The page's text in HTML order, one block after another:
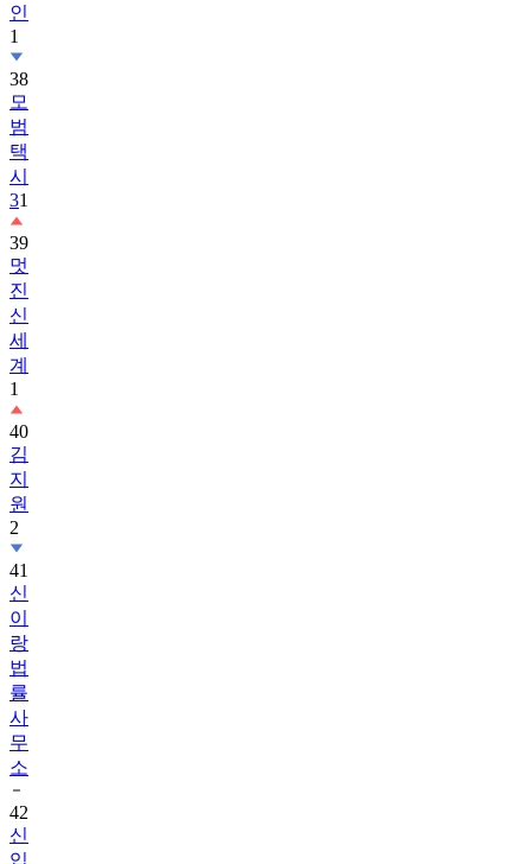
인
1
38
모
범
택
시
31
39
멋
진
신
세
계
1
40
김
지
원
2
41
신
이
랑
법
률
사
무
소
42
신
입